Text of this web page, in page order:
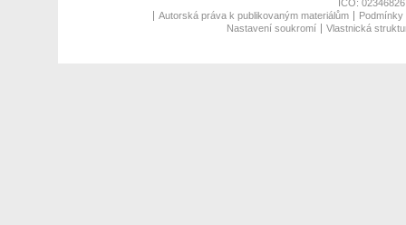
IČO:
Autorská práva k publikovaným materiálům
Nastavení soukromí
Vlastnická